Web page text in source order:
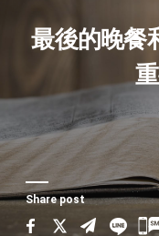
最後的晚餐
Share post